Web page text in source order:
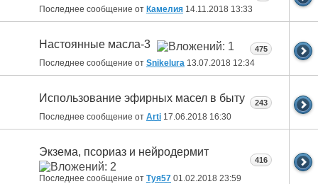
Последнее сообщение от Камелия 14.11.2018 13:33
Настоянные масла-3
Последнее сообщение от Snikelura 13.07.2018 12:34
475
Использование эфирных масел в быту
Последнее сообщение от Arti 17.06.2018 16:30
243
Экзема, псориаз и нейродермит
Последнее сообщение от Туя57 01.02.2018 23:59
416